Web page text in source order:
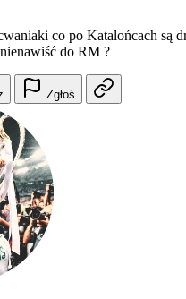
co po Katalońcach są
do RM ?
Zgłoś